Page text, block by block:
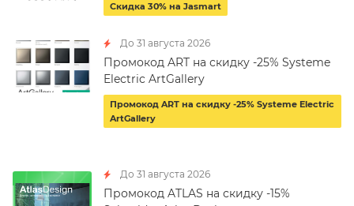
Скидка 30% на Jasmart
До 31 августа 2026
Промокод ART на скидку -25% Systeme
Electric ArtGallery
Промокод ART на скидку -25% Systeme Electric
ArtGallery
До 31 августа 2026
Промокод ATLAS на скидку -15%